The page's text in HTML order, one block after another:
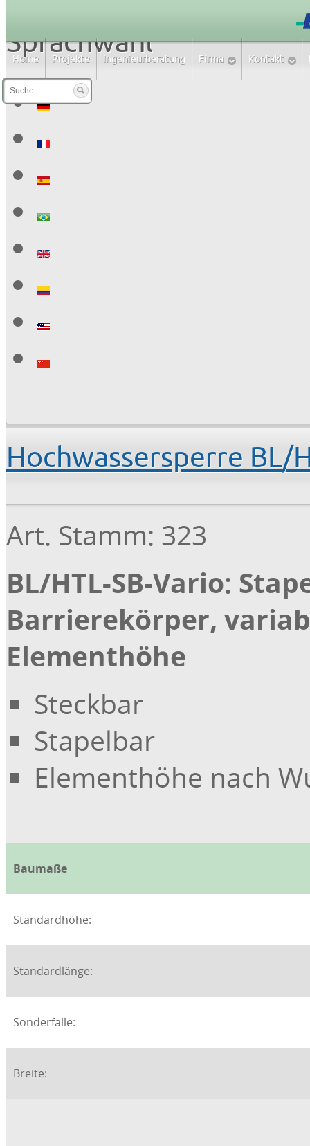
Home Projekte Ingenieurberatung Firma Kontakt
Sprachwahl
Hochwassersperre BL/
Art. Stamm: 323
BL/HTL-SB-Vario:
Barrierekörper,
Elementhöhe
Steckbar
Stapelbar
Elementhöhe nach
Baumaße
Standardhöhe:
Standardlänge:
Sonderfälle:
Breite: